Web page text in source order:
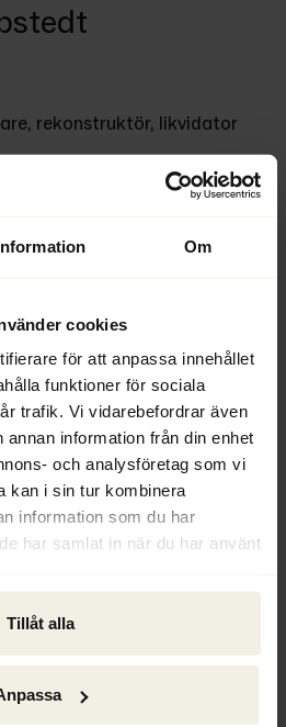
Om
cookies
för att anpassa innehållet
funktioner för sociala
trafik. Vi vidarebefordrar även
information från din enhet
och analysföretag som vi
kan i sin tur kombinera
information som du har
har samlat in när du har använt
Tillåt alla
rekonstruktör, likvidator
Väst
Väst